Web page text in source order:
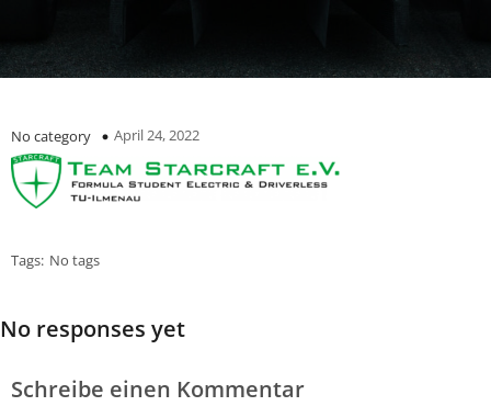
No category April 24, 2022
Tags: No tags
No responses yet
Schreibe einen Kommentar